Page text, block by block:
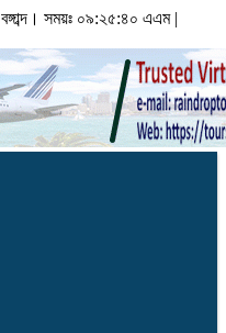
বঙ্গাব্দ। সময়ঃ ০৯:২৫:৪১ এএম|